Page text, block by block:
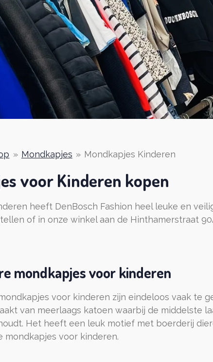
» Mondkapjes » Mondkapjes Kinderen
voor Kinderen kopen
heeft DenBosch Fashion heel leuke en
of in onze winkel aan de Hinthamerstraat
mondkapjes voor kinderen
voor kinderen zijn eindeloos vaak te
van meerlaags katoen waarbij de middelste
Het heeft een leuk motief met boerderij
mondkapjes voor kinderen.